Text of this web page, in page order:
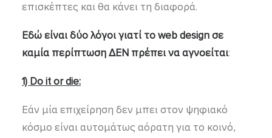
επισκέπτες και θα κάνει τη διαφορά.
Εδώ είναι δύο λόγοι γιατί το web design σε
καμία περίπτωση ΔΕΝ πρέπει να αγνοείται:
1) Doitordie:
Εάν μία επιχείρηση δεν μπει στον ψηφιακό
κόσμο είναι αυτομάτως αόρατη για το κοινό,